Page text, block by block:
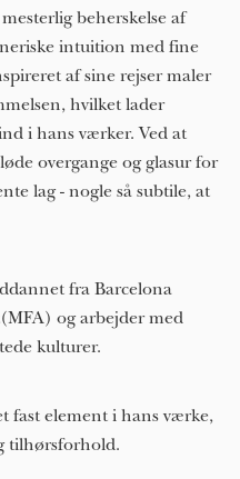
beherskelse af
intuition med fine
af sine rejser maler
hvilket lader
i hans værker. Ved at
overgange og glasur for
lag - nogle så subtile, at
fra Barcelona
og arbejder med
kulturer.
fast element i hans værke,
tilhørsforhold.